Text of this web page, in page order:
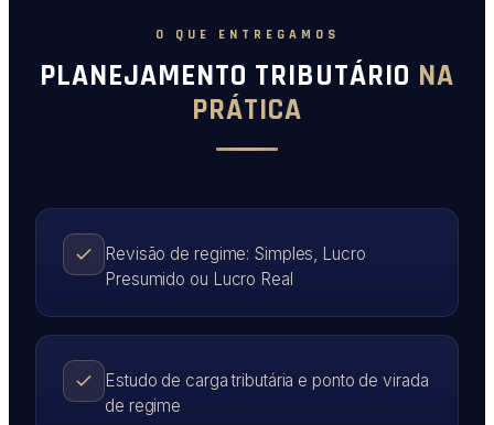
O QUE ENTREGAMOS
PLANEJAMENTO TRIBUTÁRIO NA
PRÁTICA
Revisão de regime: Simples, Lucro
Presumido ou Lucro Real
Estudo de carga tributária e ponto de virada
de regime